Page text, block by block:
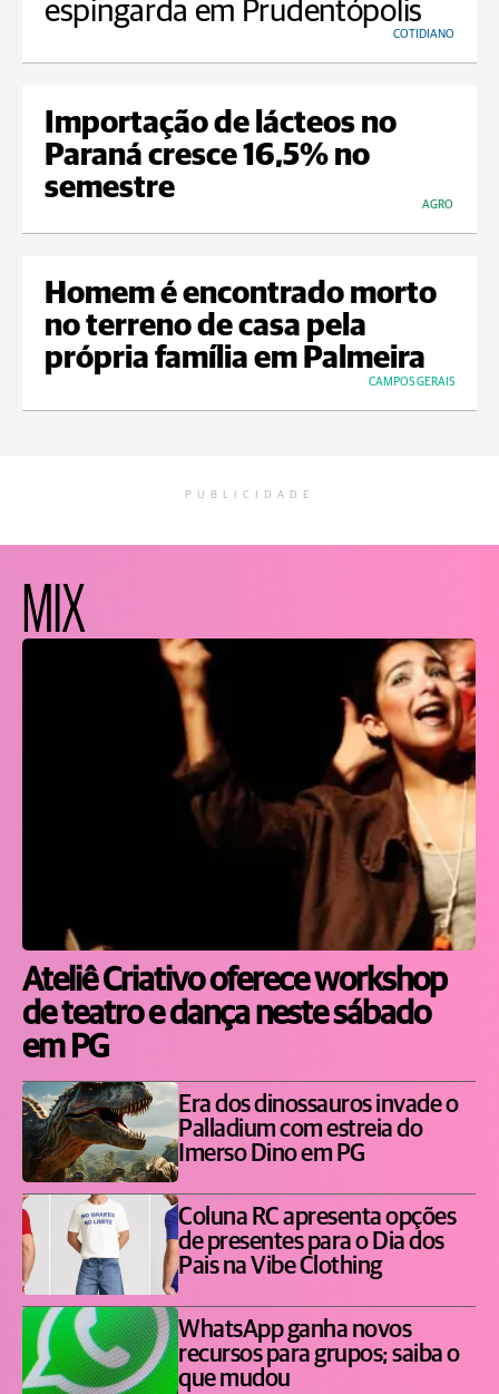
espingarda em Prudentópolis
COTIDIANO
Importação de lácteos no
Paraná cresce 16,5% no
semestre
AGRO
Homem é encontrado morto
no terreno de casa pela
própria família em Palmeira
CAMPOS GERAIS
PUBLICIDADE
MIX
Ateliê Criativo oferece workshop
de teatro e dança neste sábado
em PG
Era dos dinossauros invade o
Palladium com estreia do
Imerso Dino em PG
Coluna RC apresenta opções
de presentes para o Dia dos
Pais na Vibe Clothing
WhatsApp ganha novos
recursos para grupos; saiba o
que mudou